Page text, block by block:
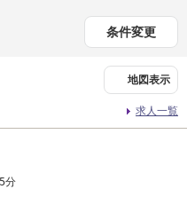
条件変更
地図表示
求人一覧
分